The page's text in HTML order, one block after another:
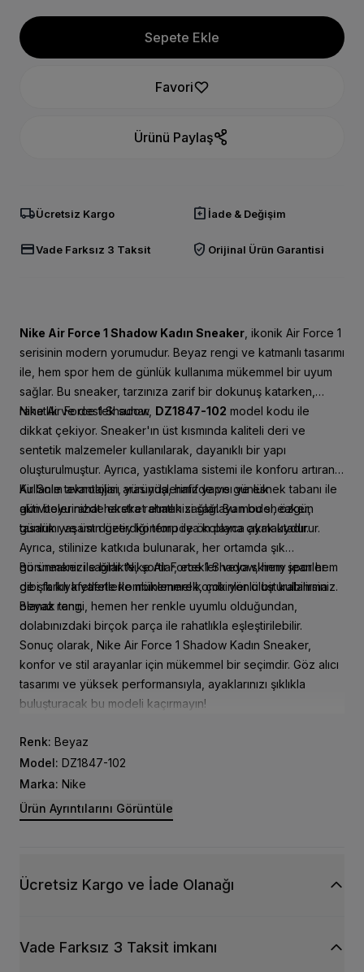
Sepete Ekle
Favori
Ürünü Paylaş
local_shippingÜcretsiz Kargo assignment_return İade & Değişim
credit_cardVade Farksız 3 Taksit verified_user Orijinal Ürün Garantisi
Nike Air Force 1 Shadow Kadın Sneaker , ikonik Air Force 1
serisinin modern yorumudur. Beyaz rengi ve katmanlı tasarımı
ile, hem spor hem de günlük kullanıma mükemmel bir uyum
sağlar. Bu sneaker, tarzınıza zarif bir dokunuş katarken,
rahatlık ve destek sunar.
Nike Air Force 1 Shadow, DZ1847-102 model kodu ile
dikkat çekiyor. Sneaker'ın üst kısmında kaliteli deri ve
sentetik malzemeler kullanılarak, dayanıklı bir yapı
oluşturulmuştur. Ayrıca, yastıklama sistemi ile konforu artıran
Air Sole teknolojisi, yürüyüşlerinizde ve günlük
aktivitelerinizde ekstra rahatlık sağlar. Bu model, özgün
tasarımı ve üst düzey konforu ile ön plana çıkmaktadır.
Kullanım avantajları arasında, hafif yapısı ve esnek tabanı ile
gün boyu rahat hareket etmenizi sağlayan bu sneaker,
günlük yaşamın getirdiği tempoya kolayca ayak uydurur.
Ayrıca, stilinize katkıda bulunarak, her ortamda şık
görünmenizi sağlar. Nike Air Force 1 Shadow, hem spor hem
de şık kıyafetlerle kombinlenerek, çok yönlü bir kullanıma
olanak tanır.
Bu sneaker ile birlikte, şortlar, etekler veya skinny jeanler
gibi farklı kıyafetlerle mükemmel kombinler oluşturabilirsiniz.
Beyaz rengi, hemen her renkle uyumlu olduğundan,
dolabınızdaki birçok parça ile rahatlıkla eşleştirilebilir.
Sonuç olarak, Nike Air Force 1 Shadow Kadın Sneaker,
konfor ve stil arayanlar için mükemmel bir seçimdir. Göz alıcı
tasarımı ve yüksek performansıyla, ayaklarınızı şıklıkla
buluşturacak bu modeli kaçırmayın!
Renk: Beyaz
Model: DZ1847-102
Marka: Nike
Ürün Ayrıntılarını Görüntüle
Ücretsiz Kargo ve İade Olanağı
Vade Farksız 3 Taksit imkanı